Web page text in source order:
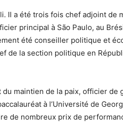
Il a été trois fois chef adjoint de
principal à São Paulo, au
été conseiller politique et
de la section politique en
maintien de la paix, officier de
à l’Université de
de nombreux prix de